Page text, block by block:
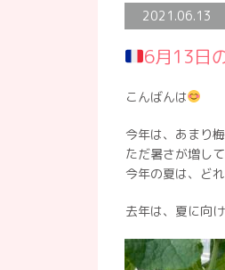
2021.06.13
6月13日
こんばんは
今年は、あまり
ただ暑さが増し
今年の夏は、ど
去年は、夏に向